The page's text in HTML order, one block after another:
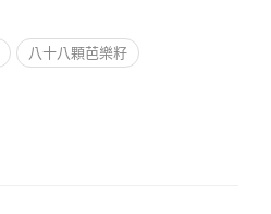
八十八顆芭樂籽